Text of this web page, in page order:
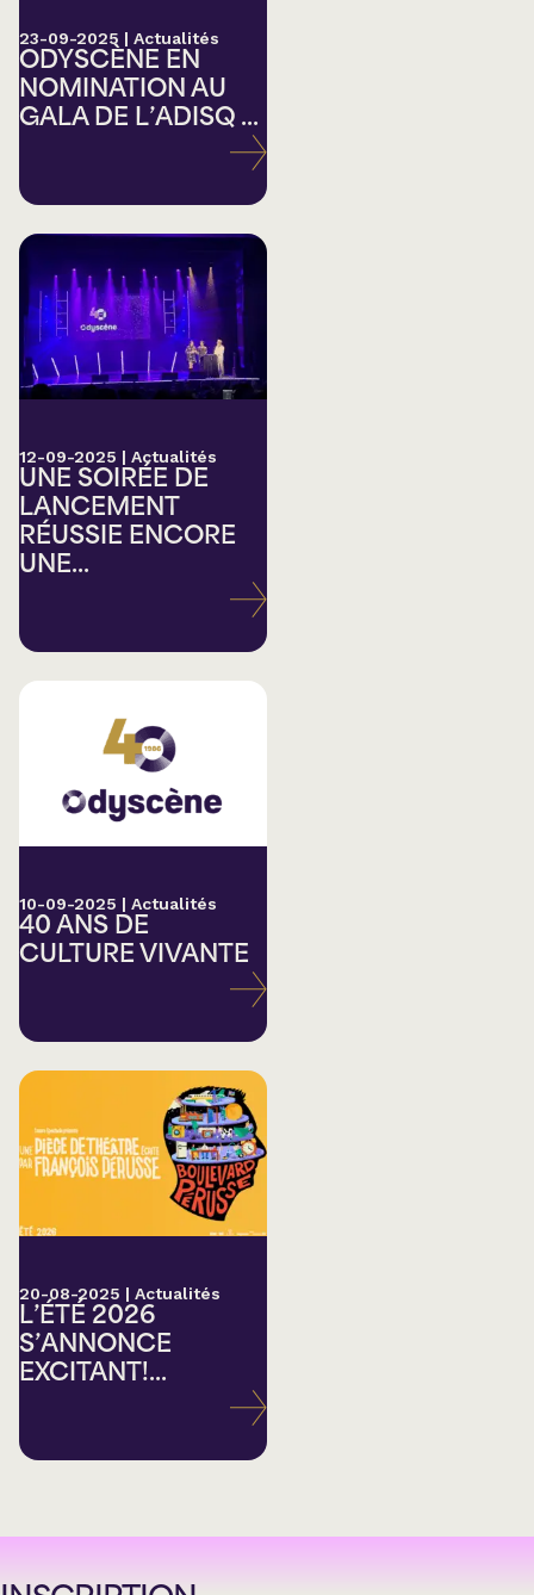
23-09-2025 | Actualités
ODYSCÈNE EN
NOMINATION AU
GALA DE L’ADISQ ...
12-09-2025 | Actualités
UNE SOIRÉE DE
LANCEMENT
RÉUSSIE ENCORE
UNE...
10-09-2025 | Actualités
40 ANS DE
CULTURE VIVANTE
20-08-2025 | Actualités
L’ÉTÉ 2026
S’ANNONCE
EXCITANT!...